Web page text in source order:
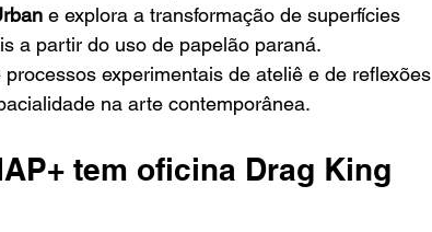
e explora a transformação de superfícies
a partir do uso de papelão paraná.
experimentais de ateliê e de reflexões
na arte contemporânea.
tem oficina Drag King